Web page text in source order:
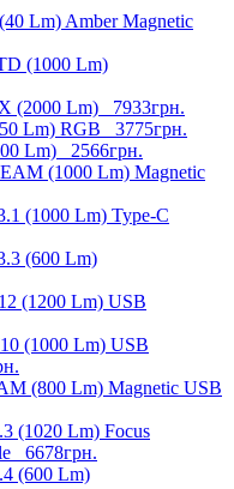
Lm) Amber Magnetic
(1000 Lm)
(2000 Lm) 7933грн.
Lm) RGB 3775грн.
Lm) 2566грн.
(1000 Lm) Magnetic
(1000 Lm) Type-C
(600 Lm)
(1200 Lm) USB
(1000 Lm) USB
(800 Lm) Magnetic USB
(1020 Lm) Focus
6678грн.
(600 Lm)